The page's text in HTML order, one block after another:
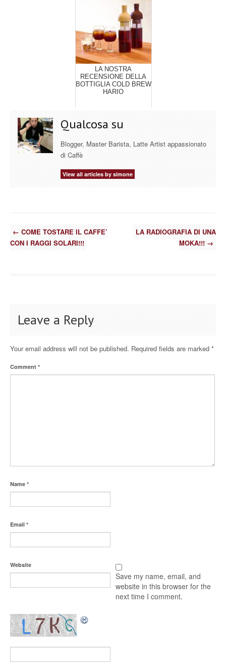
LA NOSTRA
RECENSIONE DELLA
BOTTIGLIA COLD BREW
HARIO
Qualcosa su
Blogger, Master Barista, Latte Artist appassionato
di Caffè
View all articles by simone
←COME TOSTARE IL CAFFE’
CON I RAGGI SOLARI!!!
LA RADIOGRAFIA DI UNA
MOKA!!!→
Leave a Reply
Your email address will not be published. Required fields are marked *
Comment *
Name *
Email *
Website
Save my name, email, and
website in this browser for the
next time I comment.